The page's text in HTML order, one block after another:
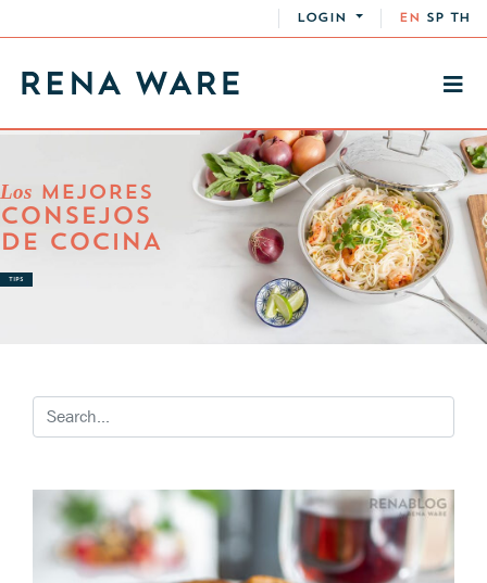
LOGIN EN SP TH
Los MEJORES
CONSEJOS
DE COCINA
TIPS